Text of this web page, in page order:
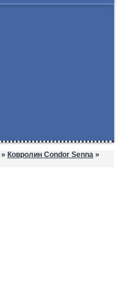
» Ковролин Condor Senna »